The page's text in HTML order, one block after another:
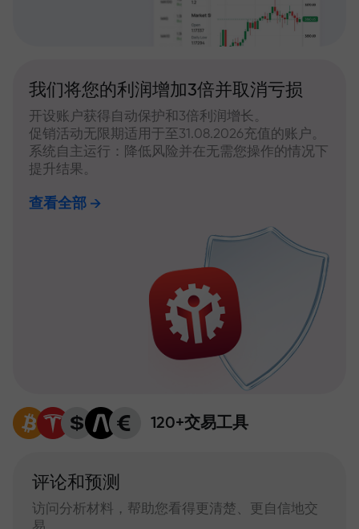
我们将您的利润增加3倍并取消亏损
开设账户获得自动保护和3倍利润增长。
促销活动无限期适用于至31.08.2026充值的账户。
系统自主运行：降低风险并在无需您操作的情况下
提升结果。
查看全部
120+交易工具
评论和预测
访问分析材料，帮助您看得更清楚、更自信地交
易